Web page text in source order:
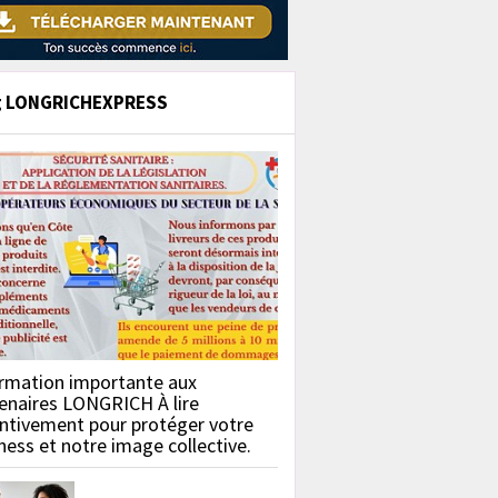
importante aux
LONGRICH À lire
pour protéger votre
et notre image collective.